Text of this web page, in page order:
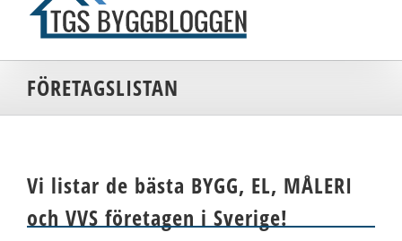
FÖRETAGSLISTAN
Vi listar de bästa BYGG, EL, MÅLERI
och VVS företagen i Sverige!